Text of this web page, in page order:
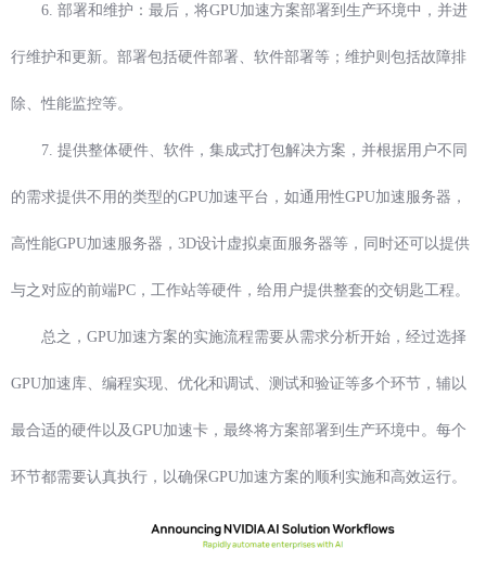
6. 部署和维护：最后，将GPU加速方案部署到生产环境中，并进
行维护和更新。部署包括硬件部署、软件部署等；维护则包括故障排
除、性能监控等。
7. 提供整体硬件、软件，集成式打包解决方案，并根据用户不同
的需求提供不用的类型的GPU加速平台，如通用性GPU加速服务器，
高性能GPU加速服务器，3D设计虚拟桌面服务器等，同时还可以提供
与之对应的前端PC，工作站等硬件，给用户提供整套的交钥匙工程。
总之，GPU加速方案的实施流程需要从需求分析开始，经过选择
GPU加速库、编程实现、优化和调试、测试和验证等多个环节，辅以
最合适的硬件以及GPU加速卡，最终将方案部署到生产环境中。每个
环节都需要认真执行，以确保GPU加速方案的顺利实施和高效运行。